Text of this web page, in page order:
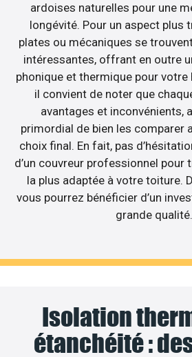
ardoises naturelles pour une
longévité. Pour un aspect plus
plates ou mécaniques se
intéressantes, offrant en outre
phonique et thermique pour votre
il convient de noter que
avantages et inconvénients,
primordial de bien les comparer
choix final. En fait, pas
d’un couvreur professionnel pour
la plus adaptée à votre toiture.
vous pourrez bénéficier d’un
grande qualité.
Isolation
étanchéité :